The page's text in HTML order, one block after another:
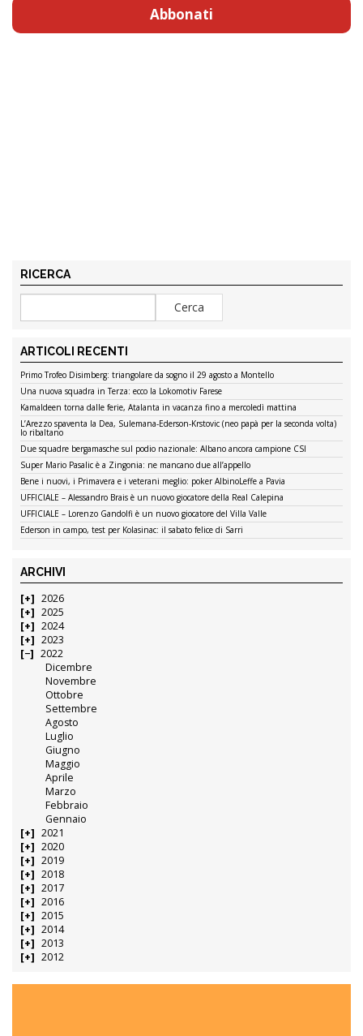
Abbonati
RICERCA
ARTICOLI RECENTI
Primo Trofeo Disimberg: triangolare da sogno il 29 agosto a Montello
Una nuova squadra in Terza: ecco la Lokomotiv Farese
Kamaldeen torna dalle ferie, Atalanta in vacanza fino a mercoledì mattina
L’Arezzo spaventa la Dea, Sulemana-Ederson-Krstovic (neo papà per la seconda volta)
lo ribaltano
Due squadre bergamasche sul podio nazionale: Albano ancora campione CSI
Super Mario Pasalic è a Zingonia: ne mancano due all’appello
Bene i nuovi, i Primavera e i veterani meglio: poker AlbinoLeffe a Pavia
UFFICIALE – Alessandro Brais è un nuovo giocatore della Real Calepina
UFFICIALE – Lorenzo Gandolfi è un nuovo giocatore del Villa Valle
Ederson in campo, test per Kolasinac: il sabato felice di Sarri
ARCHIVI
2026
2025
2024
2023
2022
Dicembre
Novembre
Ottobre
Settembre
Agosto
Luglio
Giugno
Maggio
Aprile
Marzo
Febbraio
Gennaio
2021
2020
2019
2018
2017
2016
2015
2014
2013
2012